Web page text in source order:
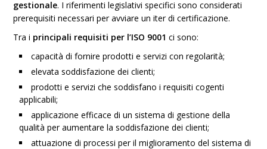
gestionale. I riferimenti legislativi specifici sono considerati
prerequisiti necessari per avviare un iter di certificazione.
Tra i principali requisiti per l’ISO 9001 ci sono:
capacità di fornire prodotti e servizi con regolarità;
elevata soddisfazione dei clienti;
prodotti e servizi che soddisfano i requisiti cogenti
applicabili;
applicazione efficace di un sistema di gestione della
qualità per aumentare la soddisfazione dei clienti;
attuazione di processi per il miglioramento del sistema di